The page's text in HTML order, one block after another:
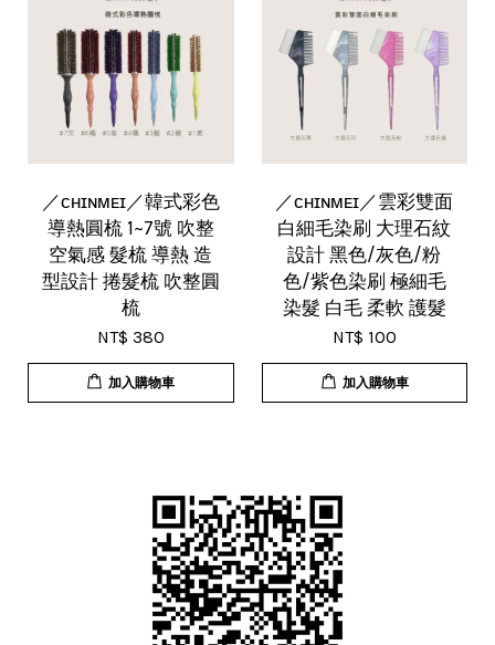
／ᴄʜɪɴᴍᴇɪ／韓式彩色
導熱圓梳 1~7號 吹整
空氣感 髮梳 導熱 造
型設計 捲髮梳 吹整圓
梳
NT$ 380
加入購物車
／ᴄʜɪɴᴍᴇɪ／雲彩雙面
白細毛染刷 大理石紋
設計 黑色/灰色/粉
色/紫色染刷 極細毛
染髮 白毛 柔軟 護髮
NT$ 100
加入購物車